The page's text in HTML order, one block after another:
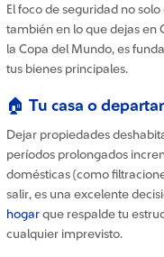
El foco de seguridad no
también en lo que dejas en
la Copa del Mundo, es
tus bienes principales.
🏠 Tu casa o
Dejar propiedades
períodos prolongados
domésticas (como
salir, es una excelente
hogar que respalde tu
cualquier imprevisto.